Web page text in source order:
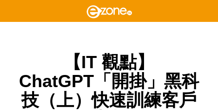
【IT 觀點】
ChatGPT「開掛」黑科
技（上）快速訓練客戶